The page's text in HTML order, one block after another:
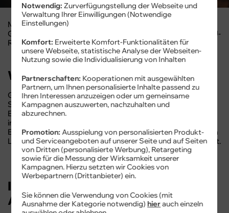
Mit cyberSIM gehen Sie kostengünstig auf Urlaubs- oder
Geschäftsreise. Denn bei fast all unseren Tarifen ist das EU-
Roaming inklusive.
Was bedeutet „Roaming“?
Ganz einfach: Roaming umfasst die Nutzung des
Smartphone-Tarifs im ausländischen Mobilfunknetz. Die
EU-Roaming-Verordnung regelt dabei die Nutzung
innerhalb der EU-Mitgliedsstaaten und den Ländern des
Europäischen Wirtschaftsraums. In anderen europäischen
Ländern, wie z.B. der Schweiz, gilt die EU-Verordnung nicht.
Ihre Vorteile beim EU-
Auslandsaufenthalt
Notwendig: Zurverfügungstellung der Webseite und
Verwaltung Ihrer Einwilligungen (Notwendige
Einstellungen)
Komfort: Erweiterte Komfort-Funktionalitäten für
unsere Webseite, statistische Analyse der Webseiten-
Nutzung sowie die Individualisierung von Inhalten
Partnerschaften: Kooperationen mit ausgewählten
Partnern, um Ihnen personalisierte Inhalte passend zu
Ihren Interessen anzuzeigen oder um gemeinsame
Kampagnen auszuwerten, nachzuhalten und
abzurechnen.
Promotion:Ausspielung von personalisierten Produkt-
und Serviceangeboten auf unserer Seite und auf Seiten
von Dritten (personalisierte Werbung), Retargeting
sowie für die Messung der Wirksamkeit unserer
Kampagnen. Hierzu setzten wir Cookies von
Werbepartnern (Drittanbieter) ein.
Sie können die Verwendung von Cookies (mit
Ausnahme der Kategorie notwendig)hierauch einzeln